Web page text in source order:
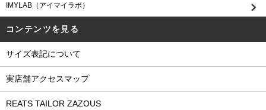
IMYLAB（アイマイラボ）
コンテンツを見る
サイズ表記について
実店舗アクセスマップ
REATS TAILOR ZAZOUS